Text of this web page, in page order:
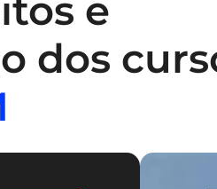
e
dos